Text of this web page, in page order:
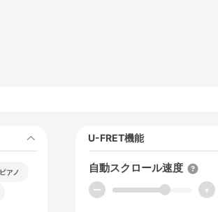
ピアノ
U-FRET機能
自動スクロール速度
ー +